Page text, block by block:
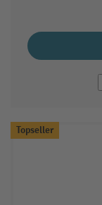
Topseller